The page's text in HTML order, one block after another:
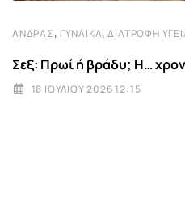
ΆΝΔΡΑΣ, ΓΥΝΑΊΚΑ,ΔΙΑΤΡΟΦΉ
Σεξ: Πρωί ή βράδυ; Η…
18 ΙΟΥΛΊΟΥ 2026 12:15